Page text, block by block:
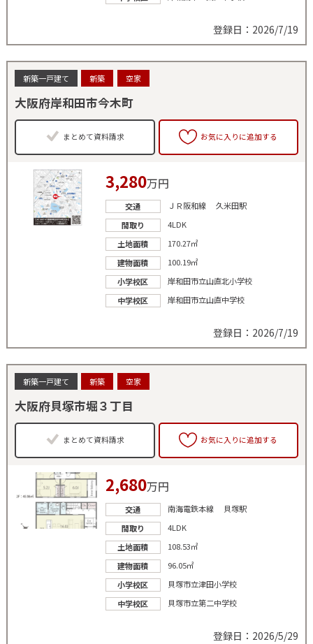
登録日：2026/7/19
新築一戸建て 新築 空家
大阪府岸和田市今木町
まとめて資料請求 お気に入りに追加する
3,280万円
交通
ＪＲ阪和線 久米田駅
間取り
4LDK
土地面積
170.27㎡
建物面積
100.19㎡
小学校区
岸和田市立山直北小学校
中学校区
岸和田市立山直中学校
登録日：2026/7/19
新築一戸建て 新築 空家
大阪府貝塚市堀３丁目
まとめて資料請求 お気に入りに追加する
2,680万円
交通
南海電鉄本線 貝塚駅
間取り
4LDK
土地面積
108.53㎡
建物面積
96.05㎡
小学校区
貝塚市立津田小学校
中学校区
貝塚市立第二中学校
登録日：2026/5/29